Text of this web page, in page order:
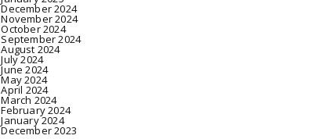
December 2024
November 2024
October 2024
September 2024
August 2024
July 2024
June 2024
May 2024
April 2024
March 2024
February 2024
January 2024
December 2023